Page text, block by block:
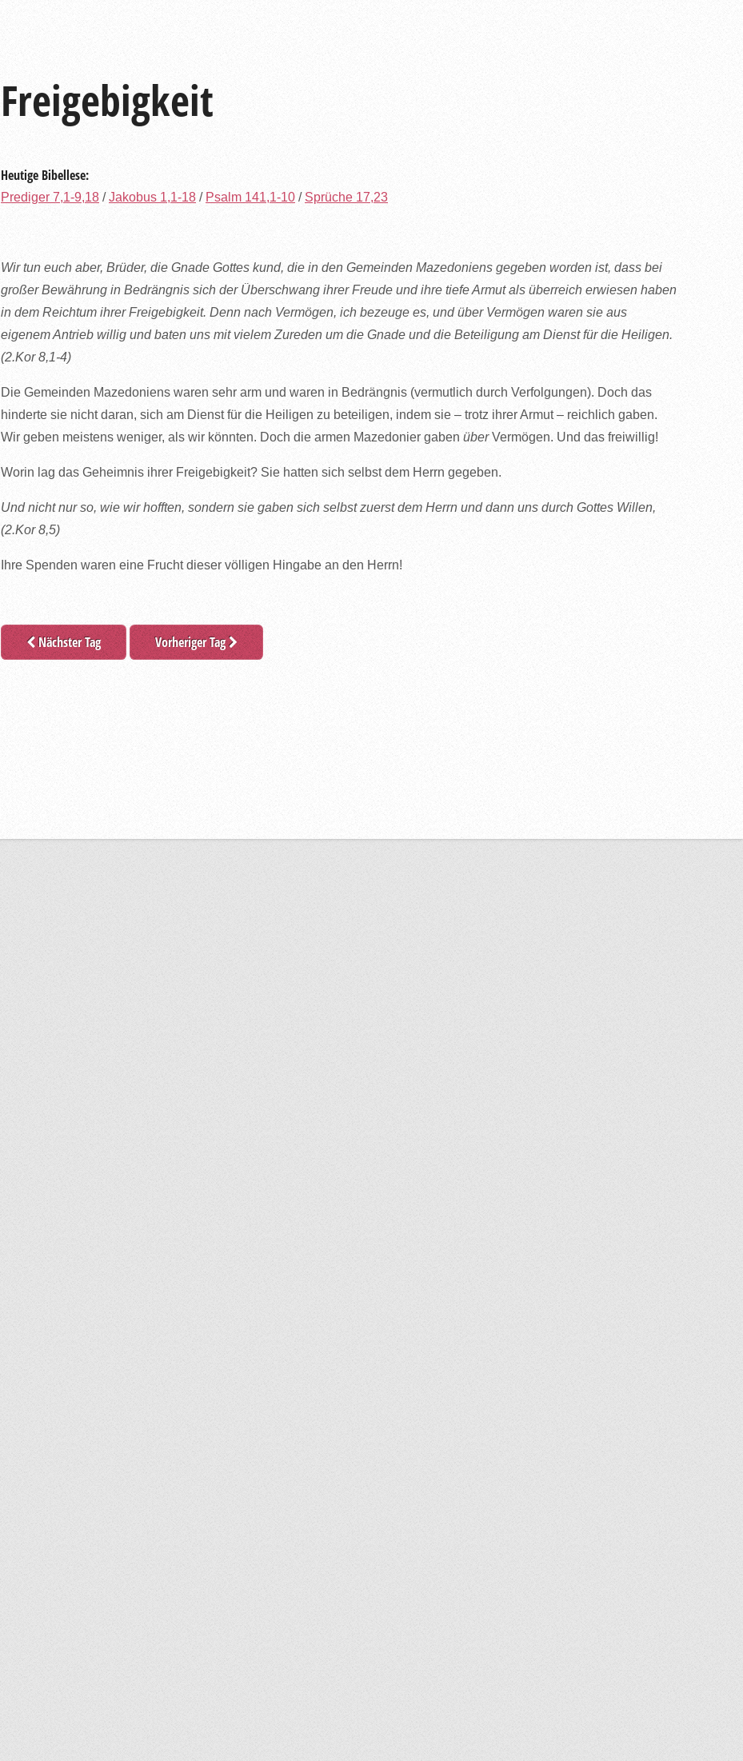
Freigebigkeit
Heutige Bibellese:
Prediger 7,1-9,18 /Jakobus 1,1-18 / Psalm 141,1-10 / Sprüche 17,23
Wir tun euch aber, Brüder, die Gnade Gottes kund, die in den Gemeinden Mazedoniens gegeben worden ist, dass bei
großer Bewährung in Bedrängnis sich der Überschwang ihrer Freude und ihre tiefe Armut als überreich erwiesen haben
in dem Reichtum ihrer Freigebigkeit. Denn nach Vermögen, ich bezeuge es, und über Vermögen waren sie aus
eigenem Antrieb willig und baten uns mit vielem Zureden um die Gnade und die Beteiligung am Dienst für die Heiligen.
(2.Kor 8,1-4)
Die Gemeinden Mazedoniens waren sehr arm und waren in Bedrängnis (vermutlich durch Verfolgungen). Doch das
hinderte sie nicht daran, sich am Dienst für die Heiligen zu beteiligen, indem sie – trotz ihrer Armut – reichlich gaben.
Wir geben meistens weniger, als wir könnten. Doch die armen Mazedonier gaben überVermögen. Und das freiwillig!
Worin lag das Geheimnis ihrer Freigebigkeit? Sie hatten sich selbst dem Herrn gegeben.
Und nicht nur so, wie wir hofften, sondern sie gaben sich selbst zuerst dem Herrn und dann uns durch Gottes Willen,
(2.Kor 8,5)
Ihre Spenden waren eine Frucht dieser völligen Hingabe an den Herrn!
Nächster Tag Vorheriger Tag